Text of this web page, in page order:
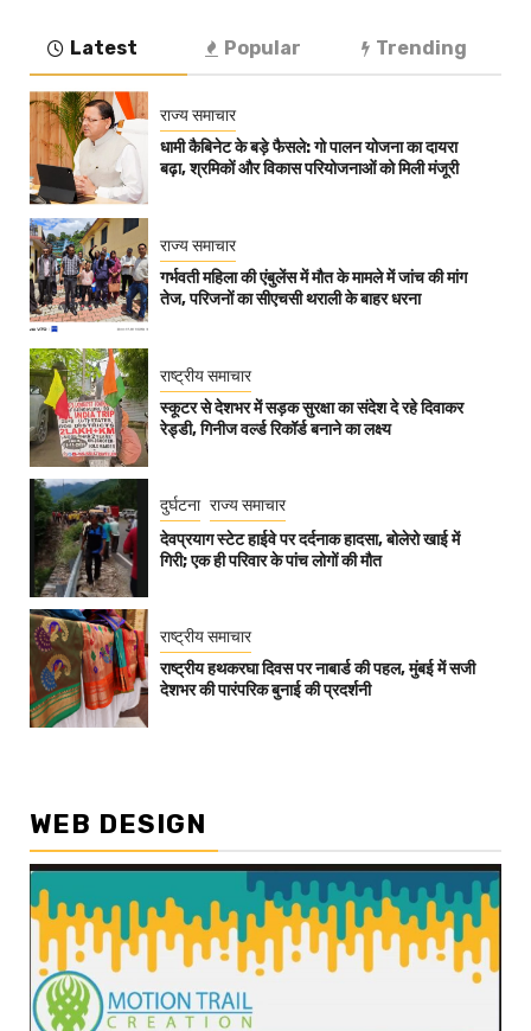
Latest Popular Trending
राज्य समाचार
धामी कैबिनेट के बड़े फैसले: गो पालन योजना का दायरा
बढ़ा, श्रमिकों और विकास परियोजनाओं को मिली मंजूरी
राज्य समाचार
गर्भवती महिला की एंबुलेंस में मौत के मामले में जांच की मांग
तेज, परिजनों का सीएचसी थराली के बाहर धरना
राष्ट्रीय समाचार
स्कूटर से देशभर में सड़क सुरक्षा का संदेश दे रहे दिवाकर
रेड्डी, गिनीज वर्ल्ड रिकॉर्ड बनाने का लक्ष्य
दुर्घटना राज्य समाचार
देवप्रयाग स्टेट हाईवे पर दर्दनाक हादसा, बोलेरो खाई में
गिरी; एक ही परिवार के पांच लोगों की मौत
राष्ट्रीय समाचार
राष्ट्रीय हथकरघा दिवस पर नाबार्ड की पहल, मुंबई में सजी
देशभर की पारंपरिक बुनाई की प्रदर्शनी
WEB DESIGN